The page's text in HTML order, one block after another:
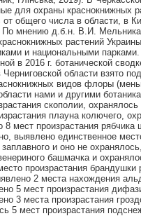
для охраны краснокнижных
общего числа в области, в
По мнению д.б.н. В.И.
растений
и национальными парками.
в 2016 г. ботанической
области взято
видов флоры
нами и другими
скополии, охранялось
плауна колючего,
мест произрастания рябчика
выявлено единственное
заплавного и оно не
башмачка и
произрастания брандушки
2 места нахождения
5 мест произрастания
3 места произрастания
5 мест произрастания